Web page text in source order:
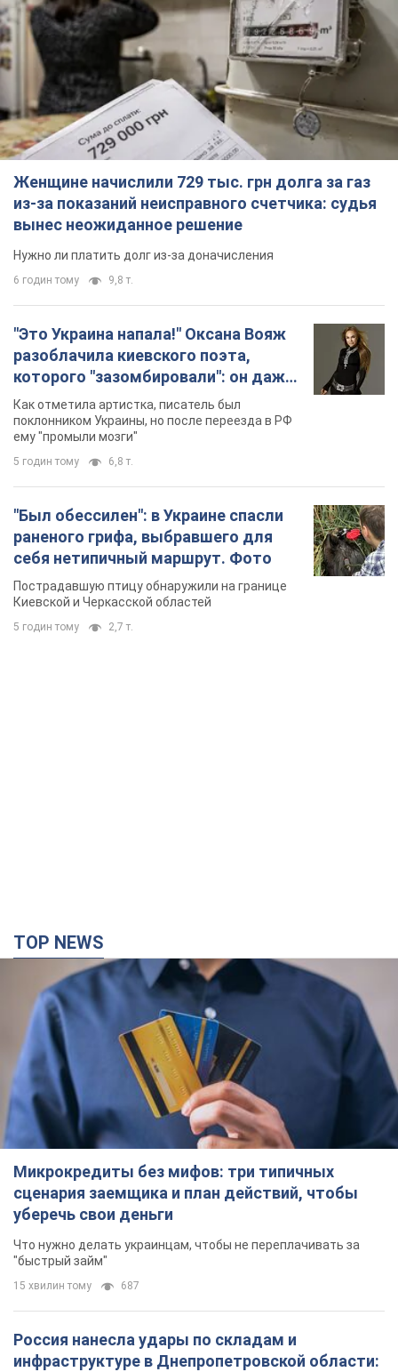
Женщине начислили 729 тыс. грн долга за газ
из-за показаний неисправного счетчика: судья
вынес неожиданное решение
Нужно ли платить долг из-за доначисления
6 годин тому 9,8 т.
"Это Украина напала!" Оксана Вояж
разоблачила киевского поэта,
которого "зазомбировали": он даже
русского не знал, а теперь хочет
геноцида украинцев
Как отметила артистка, писатель был
поклонником Украины, но после переезда в РФ
ему "промыли мозги"
5 годин тому 6,8 т.
"Был обессилен": в Украине спасли
раненого грифа, выбравшего для
себя нетипичный маршрут. Фото
Пострадавшую птицу обнаружили на границе
Киевской и Черкасской областей
5 годин тому 2,7 т.
TOP NEWS
Микрокредиты без мифов: три типичных
сценария заемщика и план действий, чтобы
уберечь свои деньги
Что нужно делать украинцам, чтобы не переплачивать за
"быстрый займ"
15 хвилин тому 687
Россия нанесла удары по складам и
инфраструктуре в Днепропетровской области: